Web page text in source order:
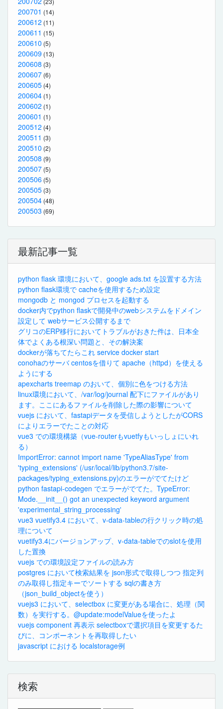
200701 (14)
200612 (11)
200611 (15)
200610 (5)
200609 (13)
200608 (3)
200607 (6)
200605 (4)
200604 (1)
200602 (1)
200601 (1)
200512 (4)
200511 (3)
200510 (2)
200508 (9)
200507 (5)
200506 (5)
200505 (3)
200504 (48)
200503 (69)
最新記事一覧
python flask 環境において、google ads.txt を設置する方法
python flask環境で cacheを使用するため設定
mongodb と mongod プロセスを起動する
docker内でpython flaskで開発中のwebシステムをドメイン
設定して webサービス公開するまで
グリコのERP移行においてトラブルがおきた件は、日本全
体でよくある根深い問題と、その解決案
dockerが落ちてたらこれ service docker start
conohaのサーバ centosを借りて apache（httpd）を使える
ようにする
apexcharts treemap のおいて、個別に色をつける方法
linux環境において、/var/log/journal 配下にファイルがあり
ます。ここにあるファイルを削除した際の影響について
vuejs において、fastapiデータを受信しようとしたがCORS
によりエラーでたことの対応
vue3 での環境構築（vue-routerもvuetfyもいっしょにいれ
る）
ImportError: cannot import name 'TypeAliasType' from
'typing_extensions' (/usr/local/lib/python3.7/site-
packages/typing_extensions.py)のエラーがでてたけど
python fastapi-codegen でエラーがでてた。TypeError:
Mode.__init__() got an unexpected keyword argument
'experimental_string_processing'
vue3 vuetify3.4 において、v-data-tableの行クリック時の処
理について
vuetify3.4にバージョンアップ、v-data-tableでのslotを使用
した置換
vuejs での環境設定ファイルの読み方
postgres において検索結果を json形式で取得しつつ 指定列
のみ取得し指定キーでソートする sqlの書き方
（json_build_objectを使う）
vuejs3 において、selectbox に変更がある場合に、処理（関
数）を実行する。@update:modelValueを使ったよ
vuejs component 再表示 selectboxで選択項目を変更するた
びに、コンポーネントを再取得したい
javascript における localstorage例
検索